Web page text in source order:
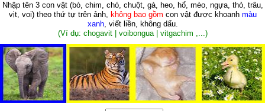
Nhập tên 3 con vật (bò, chim, chó, chuột, gà, heo, hổ, mèo, ngựa, thỏ, trâu,
vịt, voi)theo thứ tự trên ảnh, không bao gồm con vật được khoanh màu
xanh, viết liền, không dấu.
(Ví dụ: chogavit | voibongua | vitgachim ,...)